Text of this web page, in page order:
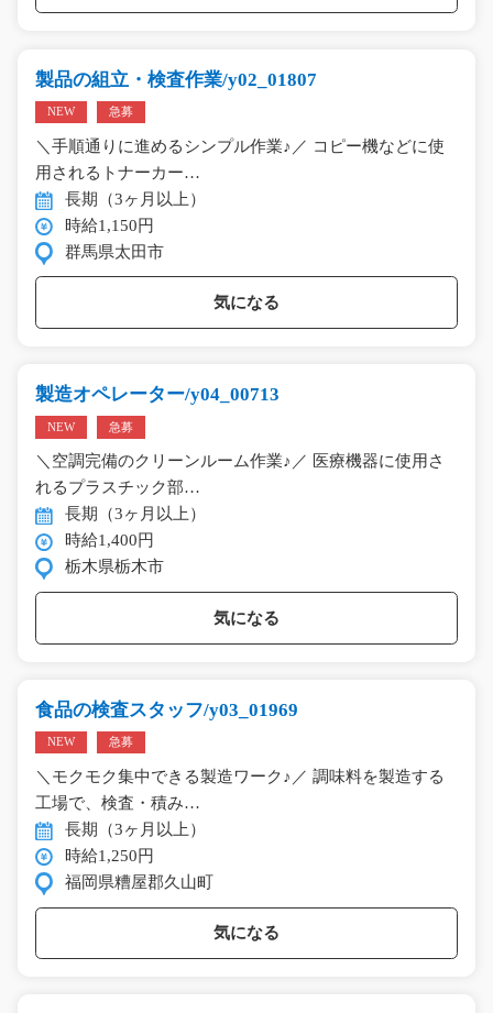
製品の組立・検査作業/y02_01807
NEW 急募
＼手順通りに進めるシンプル作業♪／ コピー機などに使
用されるトナーカー…
長期（3ヶ月以上）
時給1,150円
群馬県太田市
気になる
製造オペレーター/y04_00713
NEW 急募
＼空調完備のクリーンルーム作業♪／ 医療機器に使用さ
れるプラスチック部…
長期（3ヶ月以上）
時給1,400円
栃木県栃木市
気になる
食品の検査スタッフ/y03_01969
NEW 急募
＼モクモク集中できる製造ワーク♪／ 調味料を製造する
工場で、検査・積み…
長期（3ヶ月以上）
時給1,250円
福岡県糟屋郡久山町
気になる